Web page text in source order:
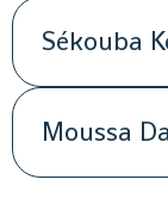
Sékouba
Moussa